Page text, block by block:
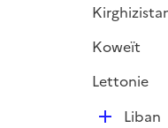
Koweït
Lettonie
DLiban